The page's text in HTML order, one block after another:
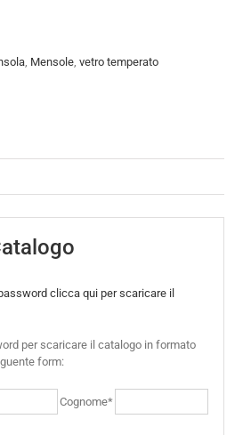
Mensole vetro temperato
clicca qui per scaricare il
per scaricare il catalogo in formato
form:
Cognome*